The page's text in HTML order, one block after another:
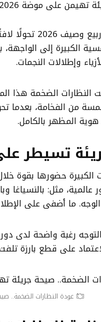
تشهد موضة
الكبيرة إلى
وإطلالات النجمات.
الضخمة هذا
من الفخامة،
المظهر بالكامل.
تسيطر
مثل: بالنسياغا
ما أضفى على
رغبة واضحة لدى دور
على قطع بارزة
عودة النظارات الضخمة..